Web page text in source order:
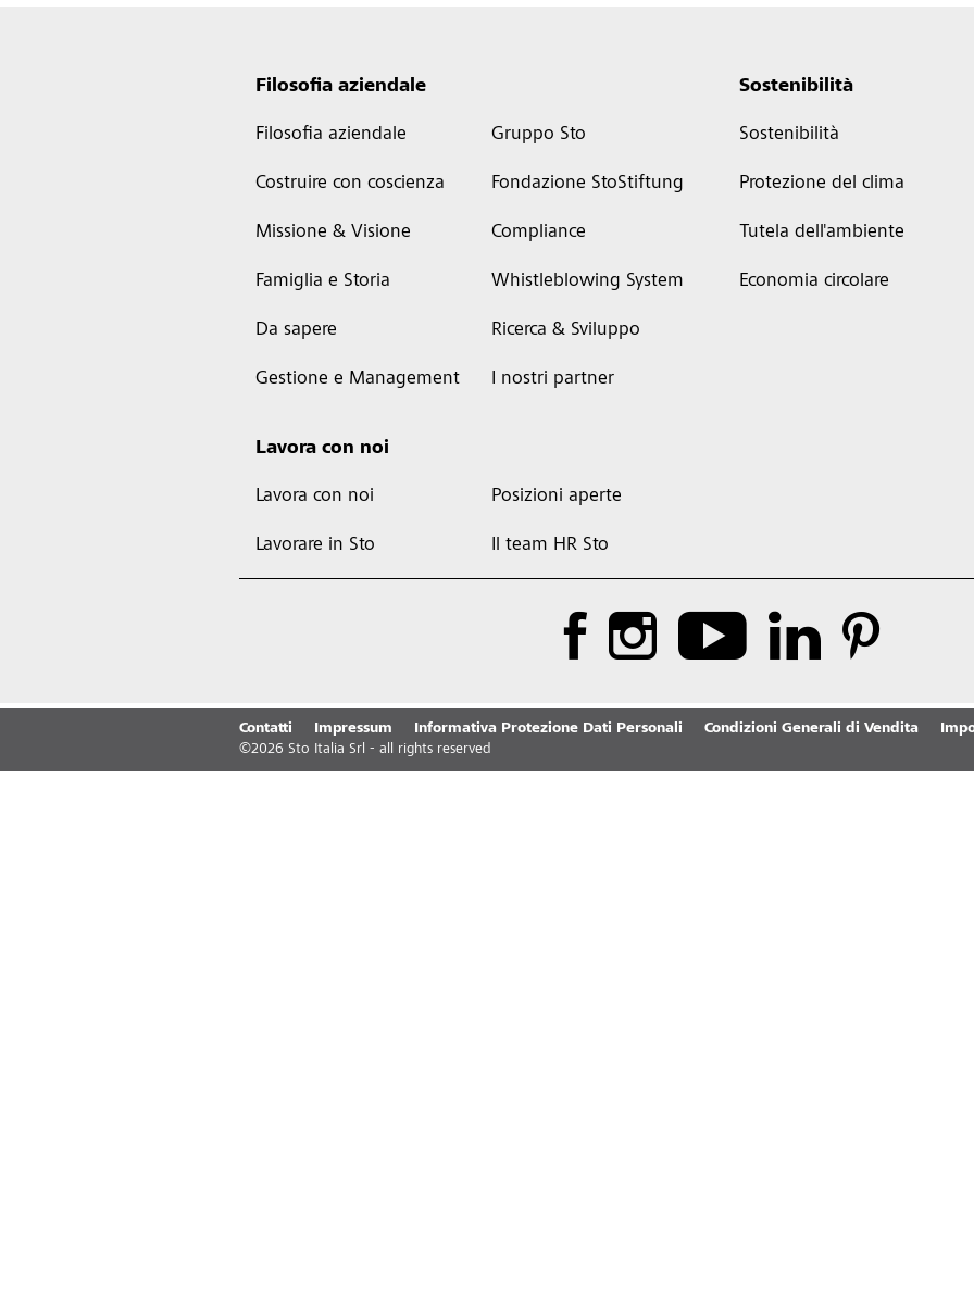
Filosofia aziendale
Filosofia aziendale
Costruire con coscienza
Missione & Visione
Famiglia e Storia
Da sapere
Gestione e Management
Gruppo Sto
Fondazione StoStiftung
Compliance
Whistleblowing System
Ricerca & Sviluppo
I nostri partner
Sostenibilità
Sostenibilità
Protezione del clima
Tutela dell'ambiente
Economia circolare
Lavora con noi
Lavora con noi
Lavorare in Sto
Posizioni aperte
Il team HR Sto
Contatti Impressum Informativa Protezione Dati Personali Condizioni Generali di Vendita
©2026 Sto Italia Srl - all rights reserved